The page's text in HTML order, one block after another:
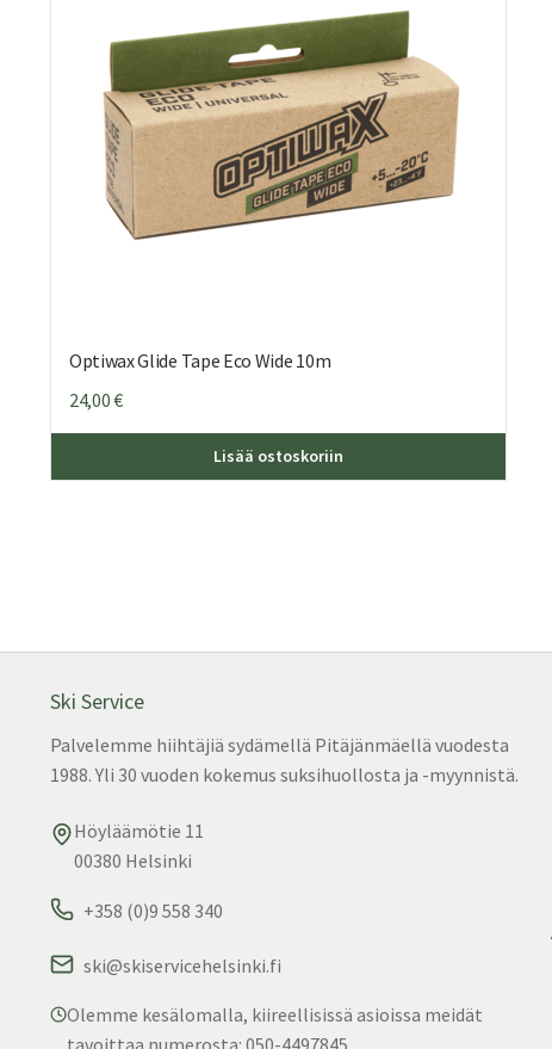
Optiwax Glide Tape Eco Wide 10m
24,00€
Lisää ostoskoriin
Ski Service
Palvelemme hiihtäjiä sydämellä Pitäjänmäellä vuodesta
1988. Yli 30 vuoden kokemus suksihuollosta ja -myynnistä.
Höyläämötie 11
00380 Helsinki
+358 (0)9 558 340
ski@skiservicehelsinki.fi
Olemme kesälomalla, kiireellisissä asioissa meidät